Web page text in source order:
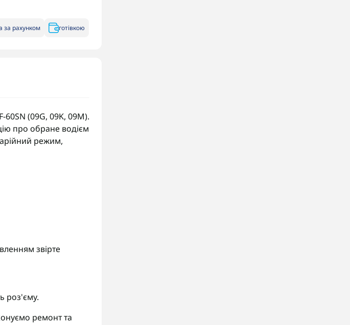
за рахунком готівкою
60SN (09G, 09K, 09M).
про обране водієм
режим,
звірте
роз'єму.
ремонт та